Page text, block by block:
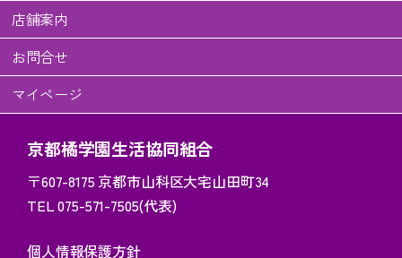
店舗案内
お問合せ
マイページ
京都橘学園生活協同組合
〒607-8175京都市山科区大宅山田町34
TEL 075-571-7505(代表)
個人情報保護方針